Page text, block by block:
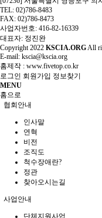
TEL: 02)786-8483
FAX: 02)786-8473
사업자번호: 416-82-16339
대표자: 정진완
Copyright2022 KSCIA.ORGAll
E-mail: kscia@kscia.org
홈제작 : www.fivetop.co.kr
로그인 회원가입 정보찾기
MENU
홈으로
협회안내
인사말
연혁
비전
조직도
척수장애란?
정관
찾아오시는길
사업안내
단체지원사업